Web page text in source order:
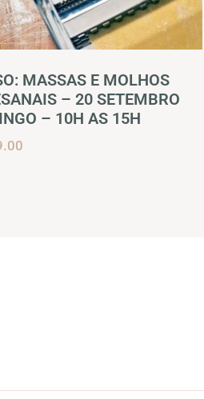
MASSAS E MOLHOS
– 20 SETEMBRO
– 10H AS 15H